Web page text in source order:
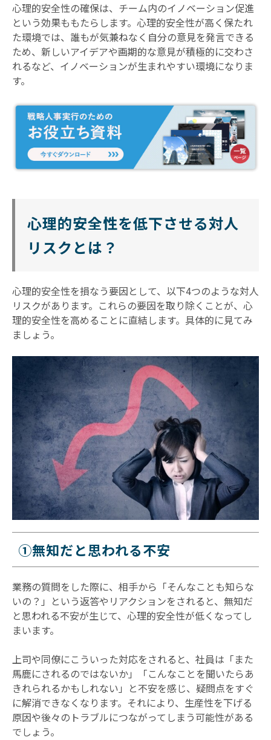
心理的安全性の確保は、チーム内のイノベーション促進
という効果ももたらします。心理的安全性が高く保たれ
た環境では、誰もが気兼ねなく自分の意見を発言できる
ため、新しいアイデアや画期的な意見が積極的に交わさ
れるなど、イノベーションが生まれやすい環境になりま
す。
心理的安全性を低下させる対人
リスクとは？
心理的安全性を損なう要因として、以下4つのような対人
リスクがあります。これらの要因を取り除くことが、心
理的安全性を高めることに直結します。具体的に見てみ
ましょう。
①無知だと思われる不安
業務の質問をした際に、相手から「そんなことも知らな
いの？」という返答やリアクションをされると、無知だ
と思われる不安が生じて、心理的安全性が低くなってし
まいます。
上司や同僚にこういった対応をされると、社員は「また
馬鹿にされるのではないか」「こんなことを聞いたらあ
きれられるかもしれない」と不安を感じ、疑問点をすぐ
に解消できなくなります。それにより、生産性を下げる
原因や後々のトラブルにつながってしまう可能性がある
でしょう。